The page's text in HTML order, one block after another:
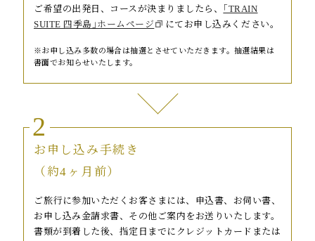
ご希望の出発日、コースが決まりましたら、
｢TRAIN
SUITE 四季島｣ホームページ
にてお申し込みください。
お申し込み多数の場合は抽選とさせていただきます。抽選結果は
書面でお知らせいたします。
2
お申し込み手続き
（約4ヶ月前）
ご旅行に参加いただくお客さまには、申込書、お伺い書、
お申し込み金請求書、その他ご案内をお送りいたします。
書類が到着した後、指定日までにクレジットカードまたは